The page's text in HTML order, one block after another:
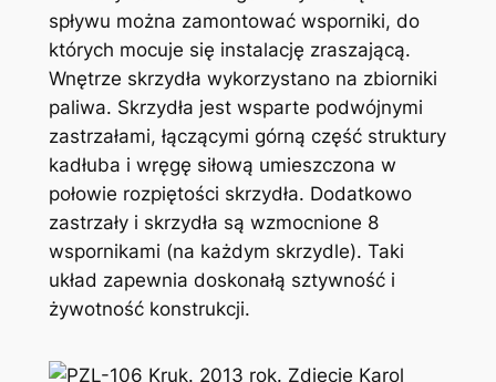
spływu można zamontować wsporniki, do
których mocuje się instalację zraszającą.
Wnętrze skrzydła wykorzystano na zbiorniki
paliwa. Skrzydła jest wsparte podwójnymi
zastrzałami, łączącymi górną część struktury
kadłuba i wręgę siłową umieszczona w
połowie rozpiętości skrzydła. Dodatkowo
zastrzały i skrzydła są wzmocnione 8
wspornikami (na każdym skrzydle). Taki
układ zapewnia doskonałą sztywność i
żywotność konstrukcji.